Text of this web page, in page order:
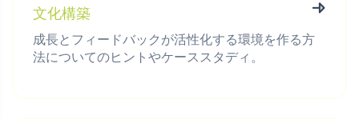
文化構築
成長とフィードバックが活性化する環境を作る方
法についてのヒントやケーススタディ。